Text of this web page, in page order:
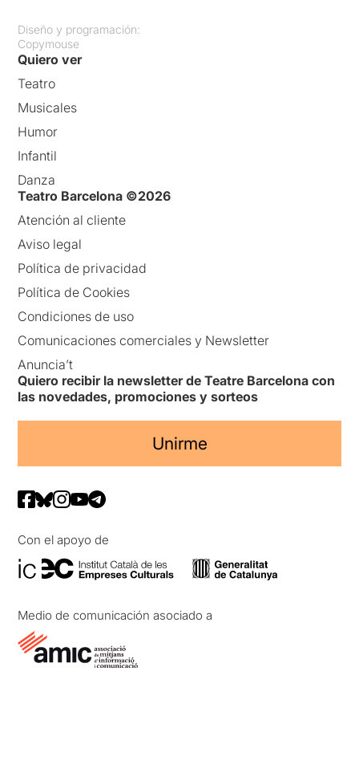
Diseño y programación:
Copymouse
Quiero ver
Teatro
Musicales
Humor
Infantil
Danza
Teatro Barcelona ©2026
Atención al cliente
Aviso legal
Política de privacidad
Política de Cookies
Condiciones de uso
Comunicaciones comerciales y Newsletter
Anuncia’t
Quiero recibir la newsletter de Teatre Barcelona con
las novedades, promociones y sorteos
Unirme
Con el apoyo de
Medio de comunicación asociado a